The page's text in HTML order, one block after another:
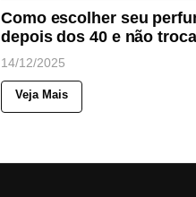
Como escolher seu
depois dos 40 e não
14/12/2025
Veja Mais